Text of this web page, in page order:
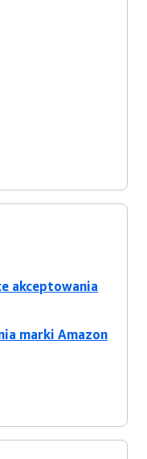
akceptowania
marki Amazon